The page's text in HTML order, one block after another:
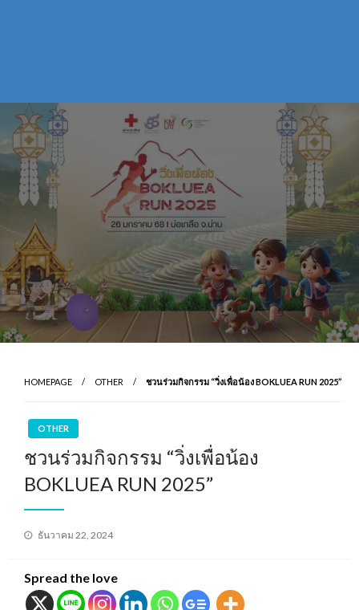
HOMEPAGE OTHER ชวนร่วมกิจกรรม “วิ่งเพื่อน้อง BOKLUEA RUN 2025”
OTHER
ชวนร่วมกิจกรรม “วิ่งเพื่อน้อง
BOKLUEA RUN 2025”
Posted
ธันวาคม 22, 2024
Spread the love